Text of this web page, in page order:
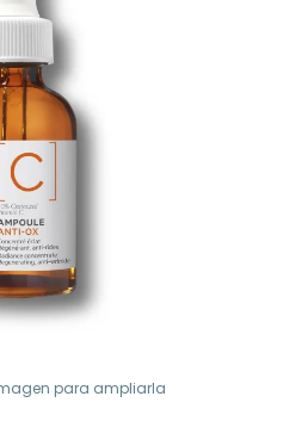
para ampliarla